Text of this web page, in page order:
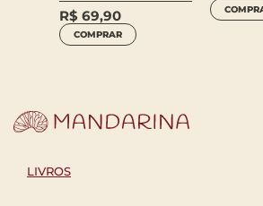
R$ 69,90
COMPRAR
LIVROS